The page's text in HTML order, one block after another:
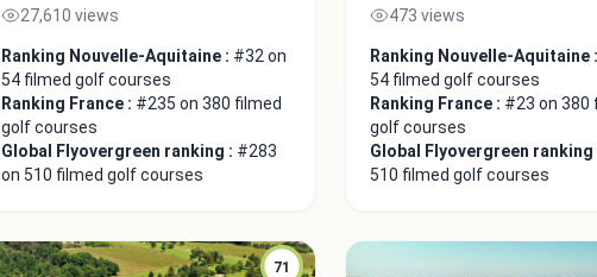
27,610 views
Ranking Nouvelle-Aquitaine : #32 on
54 filmed golf courses
Ranking France : #235 on 380 filmed
golf courses
Global Flyovergreen ranking : #283
on 510 filmed golf courses
473 views
Ranking Nouvelle-Aquitaine :
54 filmed golf courses
Ranking France : #23 on 380
golf courses
Global Flyovergreen ranking
510 filmed golf courses
71